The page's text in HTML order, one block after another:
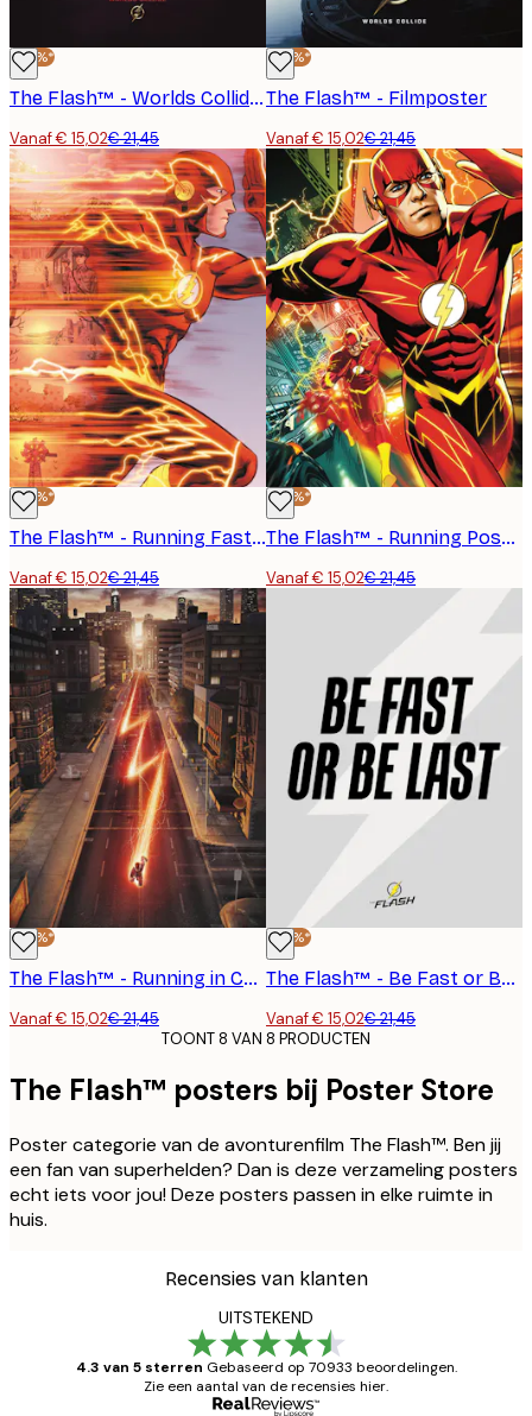
-30%*
The Flash™ - Worlds Collide Poster
Vanaf € 15,02€ 21,45
-30%*
The Flash™ - Filmposter
Vanaf € 15,02€ 21,45
-30%*
The Flash™ - Running Fast Poster
Vanaf € 15,02€ 21,45
-30%*
The Flash™ - Running Poster
Vanaf € 15,02€ 21,45
-30%*
The Flash™ - Running in Central City Poster
Vanaf € 15,02€ 21,45
-30%*
The Flash™ - Be Fast or Be Last Poster
Vanaf € 15,02€ 21,45
TOONT 8 VAN 8 PRODUCTEN
The Flash™ posters bij Poster Store
Poster categorie van de avonturenfilm The Flash™. Ben jij
een fan van superhelden? Dan is deze verzameling posters
echt iets voor jou! Deze posters passen in elke ruimte in
huis.
Recensies van klanten
UITSTEKEND
4.3 van 5 sterren Gebaseerd op 70933 beoordelingen.
Zie een aantal van de recensies hier.